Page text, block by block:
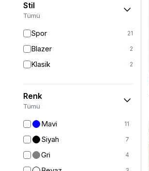
Etek 19
Bone 15
Ferace
Kap & Pardesü
Trençkot
Hırka
Stil
Tümü
Spor 21
Blazer 2
Klasik 2
Renk
Tümü
Mavi 11
Siyah 7
Gri 4